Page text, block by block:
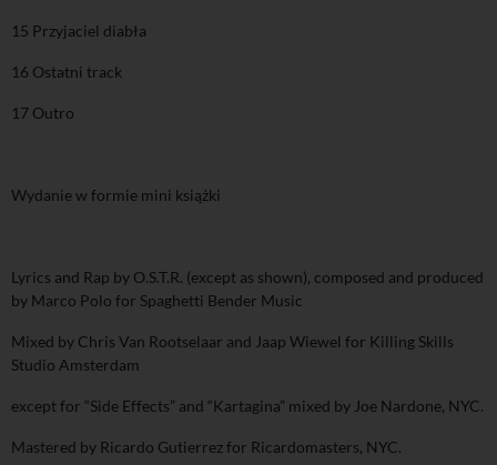
15 Przyjaciel diabła
16 Ostatni track
17 Outro
Wydanie w formie mini książki
Lyrics and Rap by O.S.T.R. (except as shown), composed and produced
by Marco Polo for Spaghetti Bender Music
Mixed by Chris Van Rootselaar and Jaap Wiewel for Killing Skills
Studio Amsterdam
except for “Side Effects” and “Kartagina” mixed by Joe Nardone, NYC.
Mastered by Ricardo Gutierrez for Ricardomasters, NYC.